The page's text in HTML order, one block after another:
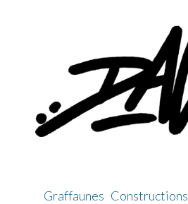
Graffaunes Constructions